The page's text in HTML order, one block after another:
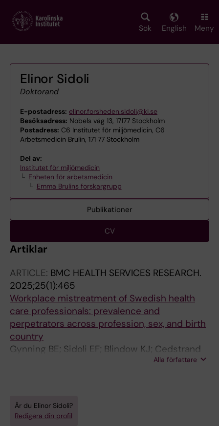
main
Sök English Meny
Elinor Sidoli
Doktorand
E-postadress: elinor.forsheden.sidoli@ki.se
Besöksadress: Nobels väg 13, 17177 Stockholm
Postadress: C6 Institutet för miljömedicin, C6
Arbetsmedicin Brulin, 171 77 Stockholm
Del av:
Institutet för miljömedicin
Enheten för arbetsmedicin
Emma Brulins forskargrupp
Publikationer
CV
Artiklar
ARTICLE: BMC HEALTH SERVICES RESEARCH.
2025;25(1):465
Workplace mistreatment of Swedish health
care professionals: prevalence and
perpetrators across profession, sex, and birth
country
Gynning BE; Sidoli EF; Blindow KJ; Cedstrand
Alla författare
Är du Elinor Sidoli?
Redigera din profil